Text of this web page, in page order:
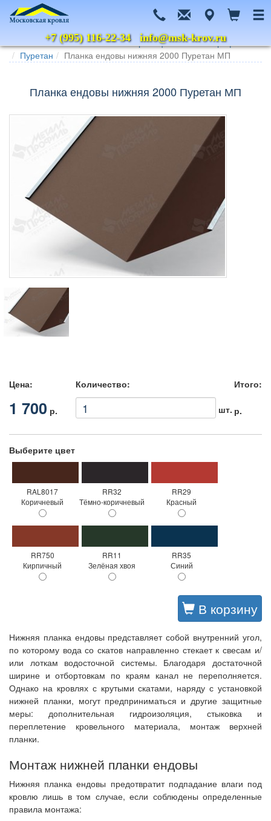
+7 (995) 116-22-34info@msk-krov.ru
Главная Каталог Металлочерепица
Металл Профиль
Пуретан
Планка ендовы нижняя 2000 Пуретан МП
Планка ендовы нижняя 2000 Пуретан МП
Цена:
1 700 р.
Количество:
шт.
Итого:
р.
Выберите цвет
RAL8017
Коричневый
RR32
Тёмно-коричневый
RR29
Красный
RR750
Кирпичный
RR11
Зелёная хвоя
RR35
Синий
В корзину
Нижняя планка ендовы представляет собой внутренний угол,
по которому вода со скатов направленно стекает к свесам и/
или лоткам водосточной системы. Благодаря достаточной
ширине и отбортовкам по краям канал не переполняется.
Однако на кровлях с крутыми скатами, наряду с установкой
нижней планки, могут предприниматься и другие защитные
меры: дополнительная гидроизоляция, стыковка и
переплетение кровельного материала, монтаж верхней
планки.
Монтаж нижней планки ендовы
Нижняя планка ендовы предотвратит подпадание влаги под
кровлю лишь в том случае, если соблюдены определенные
правила монтажа: